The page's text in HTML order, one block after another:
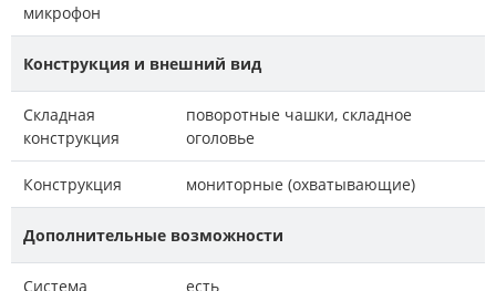
микрофон
Конструкция и внешний вид
Складная
конструкция
поворотные чашки, складное
оголовье
Конструкция мониторные (охватывающие)
Дополнительные возможности
Система
есть